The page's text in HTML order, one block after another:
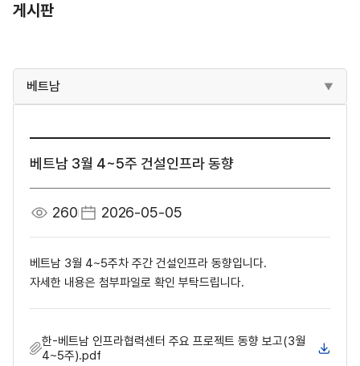
게시판
베트남
베트남 3월 4~5주 건설인프라 동향
260 2026-05-05
베트남 3월 4~5주차 주간 건설인프라 동향입니다.
자세한 내용은 첨부파일로 확인 부탁드립니다.
한-베트남 인프라협력센터 주요 프로젝트 동향 보고(3월
4~5주).pdf